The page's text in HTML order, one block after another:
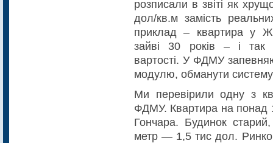
розписали в звіті як
дол/кв.м замість
приклад – квартира у
зайві 30 років – і так
вартості. У ФДМУ
модулю, обманути
Ми перевірили одну з
ФДМУ. Квартира на понад
Гончара. Будинок
метр — 1,5 тис дол.